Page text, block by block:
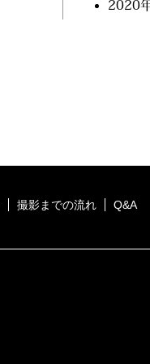
2020
撮影までの流れ
Q&A